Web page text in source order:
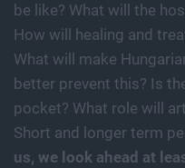
be like? What will the
How will healing and
What will make
better prevent this? Is
pocket? What role will
Short and longer term
us, we look ahead at